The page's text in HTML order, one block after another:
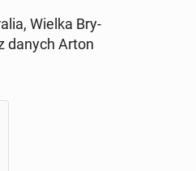
Wielka Bry­
danych Arton